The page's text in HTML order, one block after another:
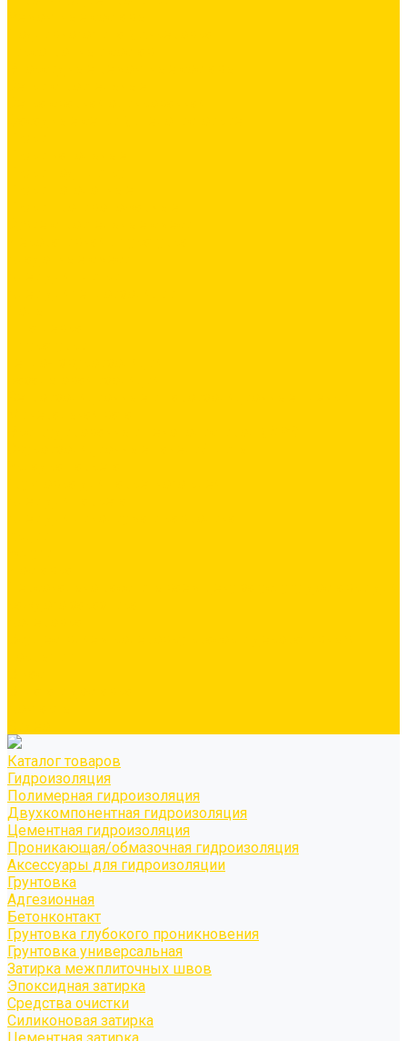
Каталог товаров
Гидроизоляция
Полимерная гидроизоляция
Двухкомпонентная гидроизоляция
Цементная гидроизоляция
Проникающая/обмазочная гидроизоляция
Аксессуары для гидроизоляции
Грунтовка
Адгезионная
Бетонконтакт
Грунтовка глубокого проникновения
Грунтовка универсальная
Затирка межплиточных швов
Эпоксидная затирка
Средства очистки
Силиконовая затирка